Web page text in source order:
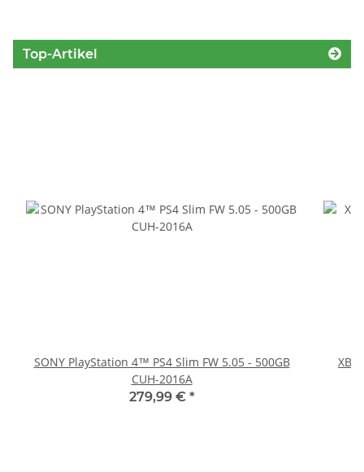
Top-Artikel
SONY PlayStation 4™ PS4 Slim FW 5.05 - 500GB
CUH-2016A
279,99 € *